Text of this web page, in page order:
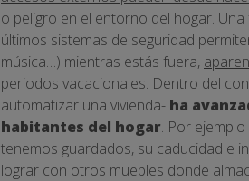
o peligro en el entorno del hogar.
últimos sistemas de seguridad
música…) mientras estás fuera,
periodos vacacionales. Dentro del
automatizar una vivienda- ha
habitantes del hogar. Por
tenemos guardados, su caducidad e
lograr con otros muebles donde